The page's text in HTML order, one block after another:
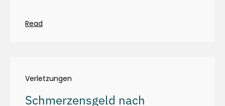
Read
Verletzungen
Schmerzensgeld nach